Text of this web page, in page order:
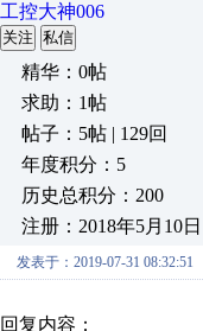
工控大神006
关注 私信
精华：0帖
求助：1帖
帖子：5帖 | 129回
年度积分：5
历史总积分：200
注册：2018年5月10日
发表于：2019-07-31 08:32:51
回复内容：